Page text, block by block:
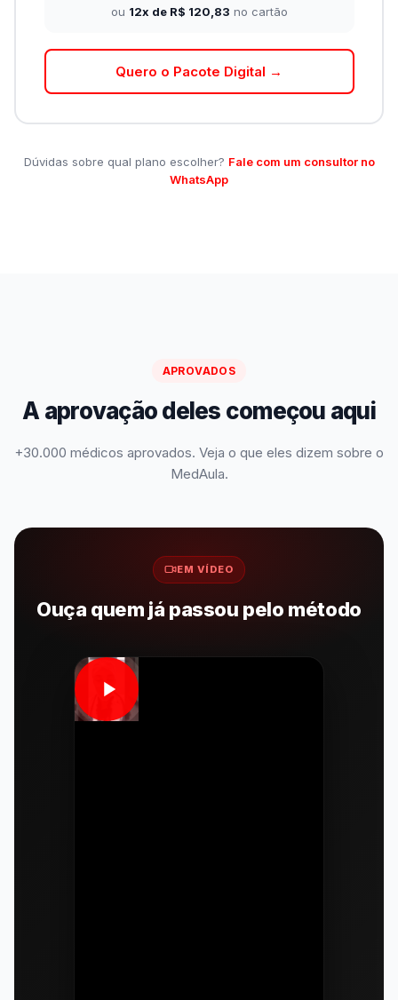
ou 12x de R$ 120,83 no cartão
Quero o Pacote Digital →
Dúvidas sobre qual plano escolher? Fale com um consultor no
WhatsApp
APROVADOS
A aprovação deles começou aqui
+30.000 médicos aprovados. Veja o que eles dizem sobre o
MedAula.
EM VÍDEO
Ouça quem já passou pelo método